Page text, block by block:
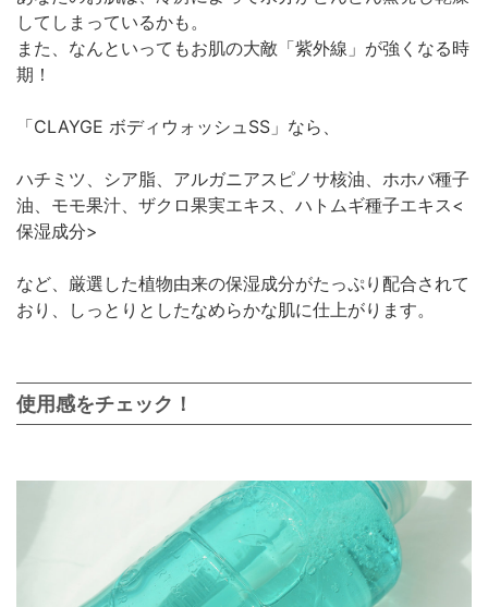
してしまっているかも。
また、なんといってもお肌の大敵「紫外線」が強くなる時
期！
「CLAYGE ボディウォッシュSS」なら、
ハチミツ、シア脂、アルガニアスピノサ核油、ホホバ種子
油、モモ果汁、ザクロ果実エキス、ハトムギ種子エキス<
保湿成分>
など、厳選した植物由来の保湿成分がたっぷり配合されて
おり、しっとりとしたなめらかな肌に仕上がります。
使用感をチェック！